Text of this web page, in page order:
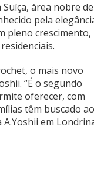
área nobre de
pela
pleno crescimento,
o mais novo
“É o segundo
oferecer, com
têm buscado ao
em